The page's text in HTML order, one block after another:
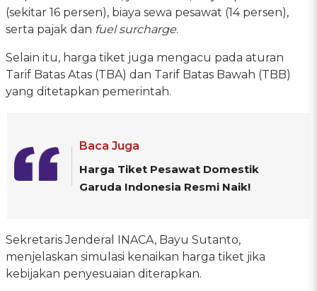
(sekitar 16 persen), biaya sewa pesawat (14 persen),
serta pajak dan fuel surcharge.
Selain itu, harga tiket juga mengacu pada aturan
Tarif Batas Atas (TBA) dan Tarif Batas Bawah (TBB)
yang ditetapkan pemerintah.
Baca Juga
Harga Tiket Pesawat Domestik
Garuda Indonesia Resmi Naik!
Sekretaris Jenderal INACA, Bayu Sutanto,
menjelaskan simulasi kenaikan harga tiket jika
kebijakan penyesuaian diterapkan.